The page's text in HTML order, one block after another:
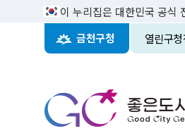
이 누리집은 대한민국 공식
금천구청 열린구